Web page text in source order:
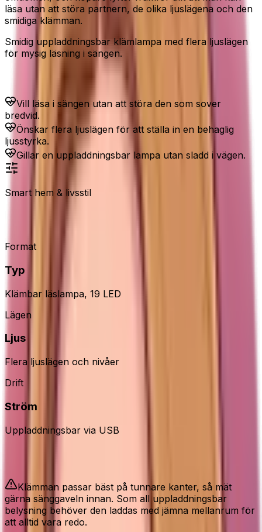
läsa utan att störa partnern, de olika ljuslägena och den
smidiga klämman.
Smidig uppladdningsbar klämlampa med flera ljuslägen
för mysig läsning i sängen.
Vill läsa i sängen utan att störa den som sover
bredvid.
Önskar flera ljuslägen för att ställa in en behaglig
ljusstyrka.
Gillar en uppladdningsbar lampa utan sladd i vägen.
Smart hem & livsstil
Gritin 19 LED läslampa
Format
Typ
Klämbar läslampa, 19 LED
Lägen
Ljus
Flera ljuslägen och nivåer
Drift
Ström
Uppladdningsbar via USB
Klämman passar bäst på tunnare kanter, så mät
gärna sänggaveln innan. Som all uppladdningsbar
belysning behöver den laddas med jämna mellanrum för
att alltid vara redo.